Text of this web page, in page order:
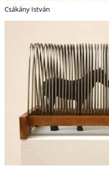
Csákány István